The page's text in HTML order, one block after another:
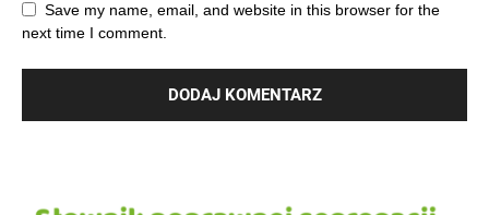
Save my name, email, and website in this browser for the
next time I comment.